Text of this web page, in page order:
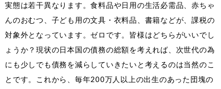
実態は若干異なります。食料品や日用の生活必需品、赤ちゃ
んのおむつ、子ども用の文具・衣料品、書籍などが、課税の
対象外となっています。ゼロです。皆様はどちらがいいでし
ょうか？現状の日本国の債務の総額を考えれば、次世代の為
にも少しでも債務を減らしていきたいと考えるのは当然のこ
とです。これから、毎年200万人以上の出生のあった団塊の